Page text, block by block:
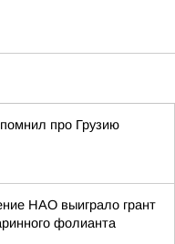
про Грузию
НАО выиграло грант
фолианта